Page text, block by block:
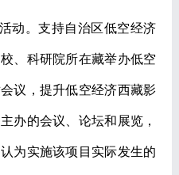
动。支持自治区低空经济
、科研院所在藏举办低空
议，提升低空经济西藏影
办的会议、论坛和展览，
为实施该项目实际发生的